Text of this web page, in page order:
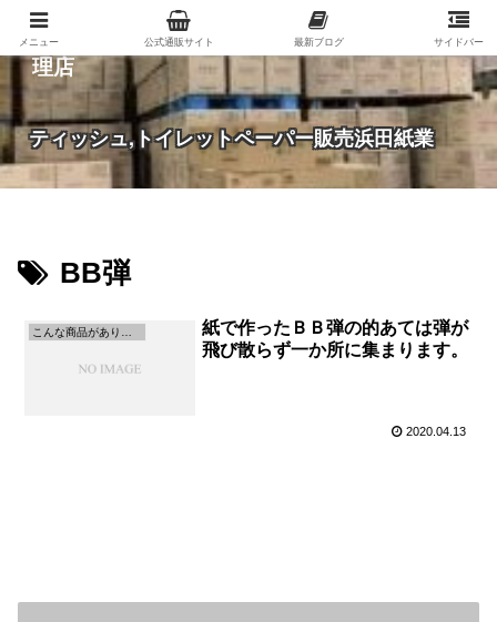
紙（家庭紙・包装紙・印刷用紙など）の総合代
理店
ティッシュ,トイレットペーパー販売浜田紙業
BB弾
紙で作ったＢＢ弾の的あては弾が
飛び散らず一か所に集まります。
2020.04.13
メニュー 公式通販サイト 最新ブログ サイドバー